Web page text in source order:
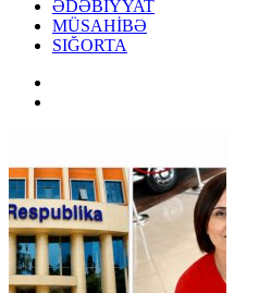
ƏDƏBİYYAT
MÜSAHİBƏ
SIĞORTA